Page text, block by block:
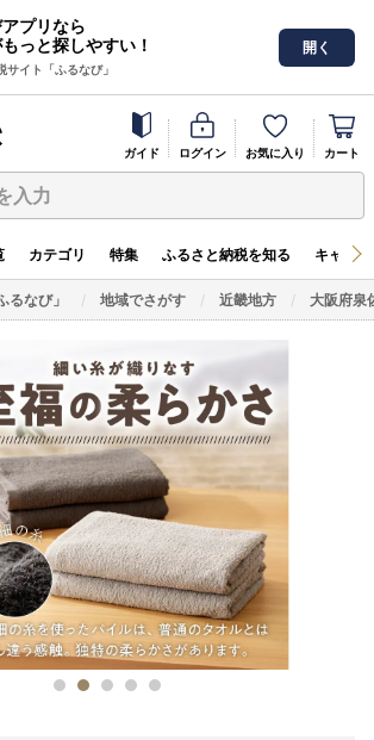
プリなら
っと探しやすい！
サイト「ふるなび」
開く
ガイド ログイン お気に入り カート
入力
カテゴリ 特集 ふるさと納税を知る キャン
るなび」 地域でさがす 近畿地方 大阪府泉